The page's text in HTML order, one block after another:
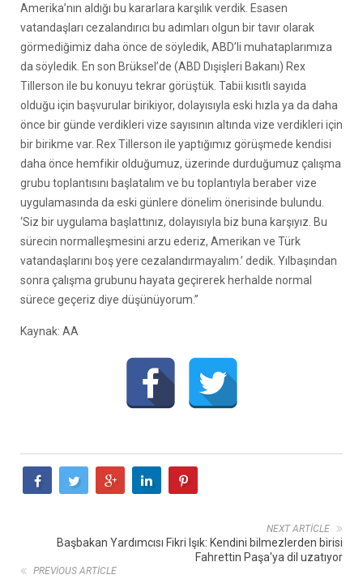
Amerika’nın aldığı bu kararlara karşılık verdik. Esasen
vatandaşları cezalandırıcı bu adımları olgun bir tavır olarak
görmediğimiz daha önce de söyledik, ABD’li muhataplarımıza
da söyledik. En son Brüksel’de (ABD Dışişleri Bakanı) Rex
Tillerson ile bu konuyu tekrar görüştük. Tabii kısıtlı sayıda
olduğu için başvurular birikiyor, dolayısıyla eski hızla ya da daha
önce bir günde verdikleri vize sayısının altında vize verdikleri için
bir birikme var. Rex Tillerson ile yaptığımız görüşmede kendisi
daha önce hemfikir olduğumuz, üzerinde durduğumuz çalışma
grubu toplantısını başlatalım ve bu toplantıyla beraber vize
uygulamasında da eski günlere dönelim önerisinde bulundu.
‘Siz bir uygulama başlattınız, dolayısıyla biz buna karşıyız. Bu
sürecin normalleşmesini arzu ederiz, Amerikan ve Türk
vatandaşlarını boş yere cezalandırmayalım.’ dedik. Yılbaşından
sonra çalışma grubunu hayata geçirerek herhalde normal
sürece geçeriz diye düşünüyorum.”
Kaynak: AA
NEXT ARTICLE
Başbakan Yardımcısı Fikri Işık: Kendini bilmezlerden birisi
Fahrettin Paşa'ya dil uzatıyor
PREVIOUS ARTICLE